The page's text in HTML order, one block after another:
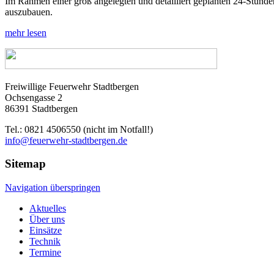
auszubauen.
mehr lesen
Freiwillige Feuerwehr Stadtbergen
Ochsengasse 2
86391 Stadtbergen
Tel.: 0821 4506550 (nicht im Notfall!)
info@feuerwehr-stadtbergen.de
Sitemap
Navigation überspringen
Aktuelles
Über uns
Einsätze
Technik
Termine